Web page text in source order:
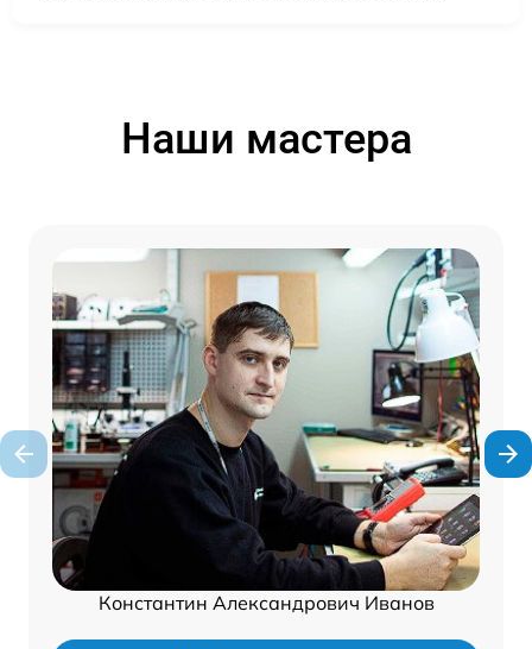
Наши мастера
Константин Александрович Иванов